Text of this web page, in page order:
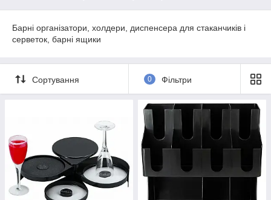
Барні організатори, холдери, диспенсера для стаканчиків і
серветок, барні ящики
Сортування 0 Фільтри